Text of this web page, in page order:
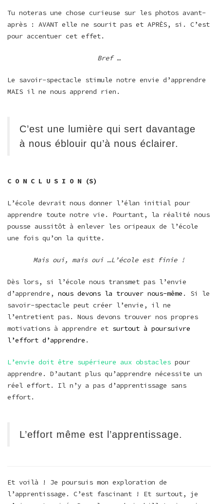
Tu noteras une chose curieuse sur les photos avant-
après : AVANT elle ne sourit pas et APRÈS, si. C’est
pour accentuer cet effet.
Bref …
Le savoir-spectacle stimule notre envie d’apprendre
MAIS il ne nous apprend rien.
C’est une lumière qui sert davantage
à nous éblouir qu’à nous éclairer.
C O N C L U S I O N (S)
L’école devrait nous donner l’élan initial pour
apprendre toute notre vie. Pourtant, la réalité nous
pousse aussitôt à enlever les oripeaux de l’école
une fois qu’on la quitte.
Mais oui, mais oui …L’école est finie !
Dès lors, si l’école nous transmet pas l’envie
d’apprendre, nous devons la trouver nous-même . Si le
savoir-spectacle peut créer l’envie, il ne
l’entretient pas. Nous devons trouver nos propres
motivations à apprendre et surtout à poursuivre
l’effort d’apprendre .
L’envie doit être supérieure aux obstacles pour
apprendre. D’autant plus qu’apprendre nécessite un
réel effort. Il n’y a pas d’apprentissage sans
effort.
L’effort même est l’apprentissage.
Et voilà ! Je poursuis mon exploration de
l’apprentissage. C’est fascinant ! Et surtout, je